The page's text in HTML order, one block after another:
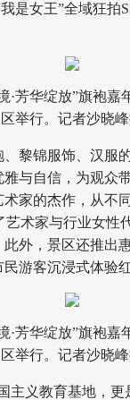
是女王”全域狂拍
芳华绽放”旗袍嘉
区举行。记者沙晓
锦服饰、汉服
与自信，为观众
家的杰作，从不
术家与行业女性
外，景区还推出
游客沉浸式体验
芳华绽放”旗袍嘉
区举行。记者沙晓
义教育基地，更